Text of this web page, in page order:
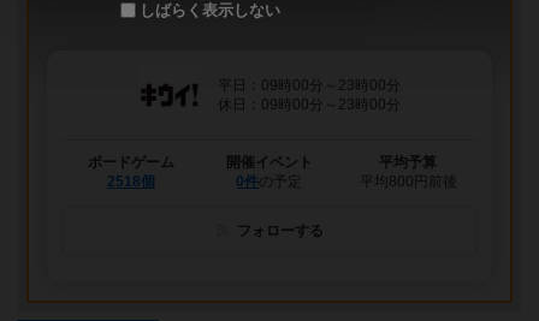
平日：09時00分～23時00分
休日：09時00分～23時00分
ボードゲーム
2518個
開催イベント
0件の予定
平均予算
平均800円前後
フォローする
しばらく表示しない